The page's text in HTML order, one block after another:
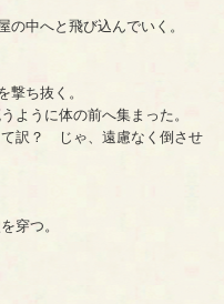
中へと飛び込んでいく。
ち抜く。
ように体の前へ集まった。
て訳？ じゃ、遠慮なく倒させ
穿つ。